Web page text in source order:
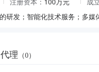
代理 （0）